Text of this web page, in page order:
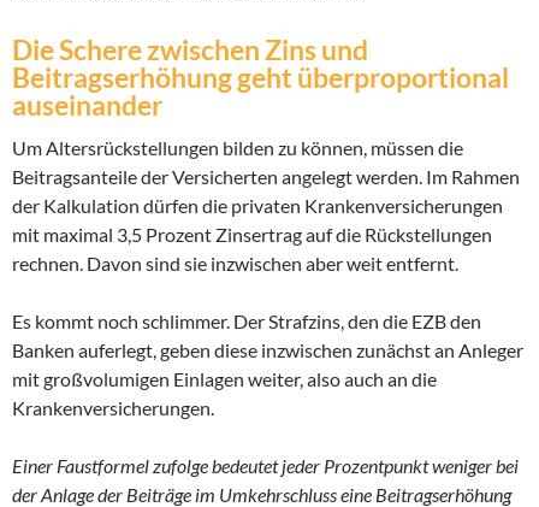
Die Schere zwischen Zins und
Beitragserhöhung geht überproportional
auseinander
Um Altersrückstellungen bilden zu können, müssen die
Beitragsanteile der Versicherten angelegt werden. Im Rahmen
der Kalkulation dürfen die privaten Krankenversicherungen
mit maximal 3,5 Prozent Zinsertrag auf die Rückstellungen
rechnen. Davon sind sie inzwischen aber weit entfernt.
Es kommt noch schlimmer. Der Strafzins, den die EZB den
Banken auferlegt, geben diese inzwischen zunächst an Anleger
mit großvolumigen Einlagen weiter, also auch an die
Krankenversicherungen.
Einer Faustformel zufolge bedeutet jeder Prozentpunkt weniger bei
der Anlage der Beiträge im Umkehrschluss eine Beitragserhöhung